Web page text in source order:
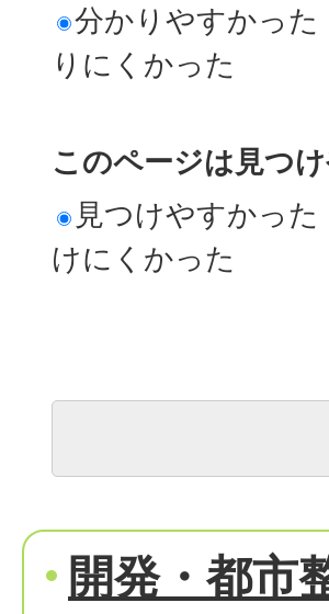
分かりやすかった
りにくかった
このページは見つ
見つけやすかった
けにくかった
開発・都市